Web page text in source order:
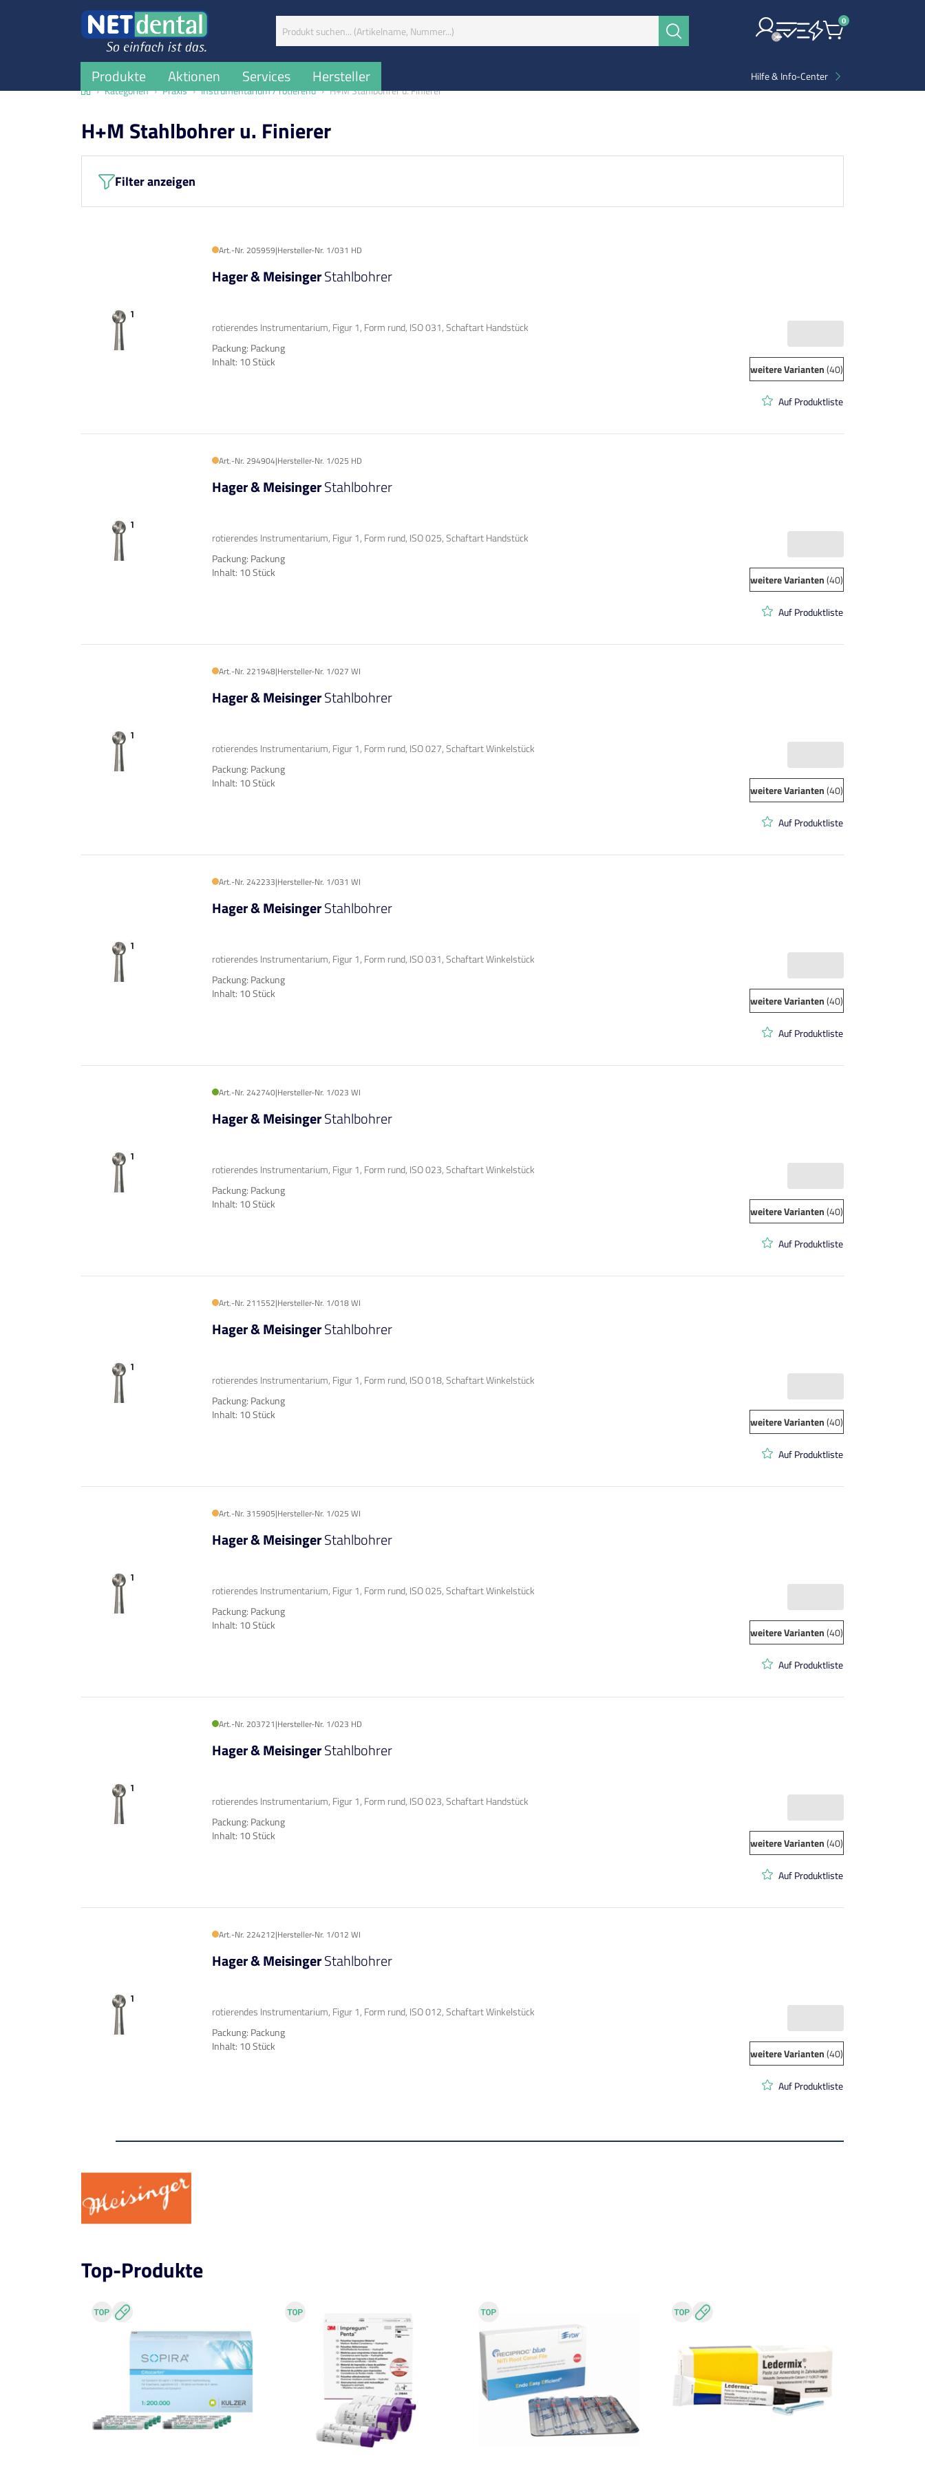
Suchen
0Items
Produkte Aktionen Services Hersteller
Hilfe & Info-Center
HomeKategorien Praxis Instrumentarium / rotierend H+M Stahlbohrer u. Finierer
H+M Stahlbohrer u. Finierer
Filter anzeigen
Art.-Nr. 205959|Hersteller-Nr. 1/031 HD
Hager & MeisingerStahlbohrer
rotierendes Instrumentarium, Figur 1, Form rund, ISO 031, Schaftart Handstück
Packung: Packung
Inhalt: 10 Stück
weitere Varianten(40)
Auf Produktliste
Art.-Nr. 294904|Hersteller-Nr. 1/025 HD
Hager & MeisingerStahlbohrer
rotierendes Instrumentarium, Figur 1, Form rund, ISO 025, Schaftart Handstück
Packung: Packung
Inhalt: 10 Stück
weitere Varianten(40)
Auf Produktliste
Art.-Nr. 221948|Hersteller-Nr. 1/027 WI
Hager & MeisingerStahlbohrer
rotierendes Instrumentarium, Figur 1, Form rund, ISO 027, Schaftart Winkelstück
Packung: Packung
Inhalt: 10 Stück
weitere Varianten(40)
Auf Produktliste
Art.-Nr. 242233|Hersteller-Nr. 1/031 WI
Hager & MeisingerStahlbohrer
rotierendes Instrumentarium, Figur 1, Form rund, ISO 031, Schaftart Winkelstück
Packung: Packung
Inhalt: 10 Stück
weitere Varianten(40)
Auf Produktliste
Art.-Nr. 242740|Hersteller-Nr. 1/023 WI
Hager & MeisingerStahlbohrer
rotierendes Instrumentarium, Figur 1, Form rund, ISO 023, Schaftart Winkelstück
Packung: Packung
Inhalt: 10 Stück
weitere Varianten(40)
Auf Produktliste
Art.-Nr. 211552|Hersteller-Nr. 1/018 WI
Hager & MeisingerStahlbohrer
rotierendes Instrumentarium, Figur 1, Form rund, ISO 018, Schaftart Winkelstück
Packung: Packung
Inhalt: 10 Stück
weitere Varianten(40)
Auf Produktliste
Art.-Nr. 315905|Hersteller-Nr. 1/025 WI
Hager & MeisingerStahlbohrer
rotierendes Instrumentarium, Figur 1, Form rund, ISO 025, Schaftart Winkelstück
Packung: Packung
Inhalt: 10 Stück
weitere Varianten(40)
Auf Produktliste
Art.-Nr. 203721|Hersteller-Nr. 1/023 HD
Hager & MeisingerStahlbohrer
rotierendes Instrumentarium, Figur 1, Form rund, ISO 023, Schaftart Handstück
Packung: Packung
Inhalt: 10 Stück
weitere Varianten(40)
Auf Produktliste
Art.-Nr. 224212|Hersteller-Nr. 1/012 WI
Hager & MeisingerStahlbohrer
rotierendes Instrumentarium, Figur 1, Form rund, ISO 012, Schaftart Winkelstück
Packung: Packung
Inhalt: 10 Stück
weitere Varianten(40)
Auf Produktliste
Top-Produkte